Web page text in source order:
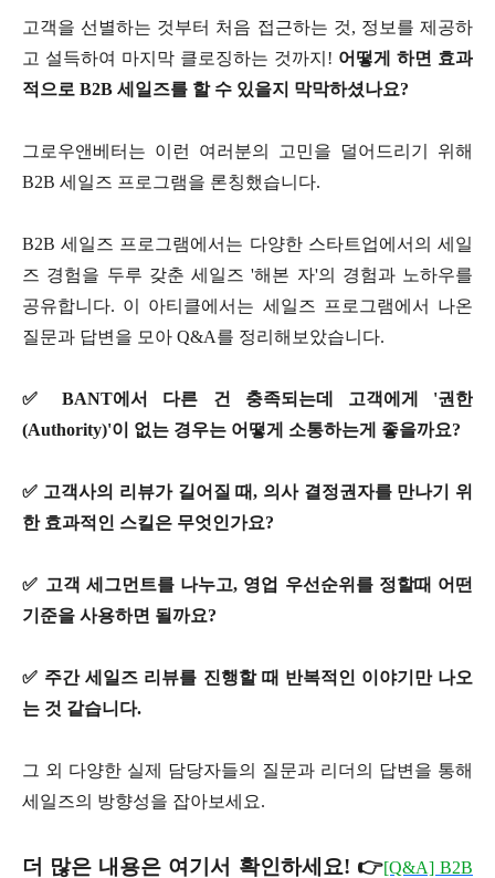
고객을 선별하는 것부터 처음 접근하는 것, 정보를 제공하
고 설득하여 마지막 클로징하는 것까지! 어떻게 하면 효과
적으로 B2B 세일즈를 할 수 있을지 막막하셨나요?
그로우앤베터는 이런 여러분의 고민을 덜어드리기 위해
B2B 세일즈 프로그램을 론칭했습니다.
B2B 세일즈 프로그램에서는 다양한 스타트업에서의 세일
즈 경험을 두루 갖춘 세일즈 '해본 자'의 경험과 노하우를
공유합니다. 이 아티클에서는 세일즈 프로그램에서 나온
질문과 답변을 모아 Q&A를 정리해보았습니다.
✅ BANT에서 다른 건 충족되는데 고객에게 '권한
(Authority)'이 없는 경우는 어떻게 소통하는게 좋을까요?
✅ 고객사의 리뷰가 길어질 때, 의사 결정권자를 만나기 위
한 효과적인 스킬은 무엇인가요?
✅ 고객 세그먼트를 나누고, 영업 우선순위를 정할때 어떤
기준을 사용하면 될까요?
✅ 주간 세일즈 리뷰를 진행할 때 반복적인 이야기만 나오
는 것 같습니다.
그 외 다양한 실제 담당자들의 질문과 리더의 답변을 통해
세일즈의 방향성을 잡아보세요.
더 많은 내용은 여기서 확인하세요! 👉[Q&A] B2B